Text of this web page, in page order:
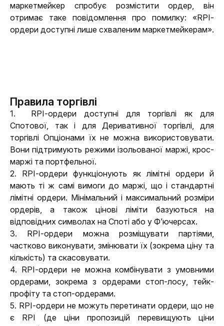
маркетмейкер спробує розмістити ордер, він
отримає таке повідомлення про помилку: «RPI-
ордери доступні лише схваленим маркетмейкерам».
Правила торгівлі
1.  RPI-ордери доступні для торгівлі як для
Спотової, так і для Деривативної торгівлі, для
торгівлі Опціонами їх не можна використовувати.
Вони підтримують режими ізольованої маржі, крос-
маржі та портфельної.
2. RPI-ордери функціонують як лімітні ордери й
мають ті ж самі вимоги до маржі, що і стандартні
лімітні ордери. Мінімальний і максимальний розміри
ордерів, а також цінові ліміти базуються на
відповідних символах на Споті або у Ф’ючерсах.
3. RPI-ордери можна розміщувати партіями,
частково виконувати, змінювати їх (зокрема ціну та
кількість) та скасовувати.
4. RPI-ордери не можна комбінувати з умовними
ордерами, зокрема з ордерами стоп-лосу, тейк-
профіту та стоп-ордерами.
5. RPI-ордери не можуть перетинати ордери, що не
є RPI (де ціни пропозицій перевищують ціни